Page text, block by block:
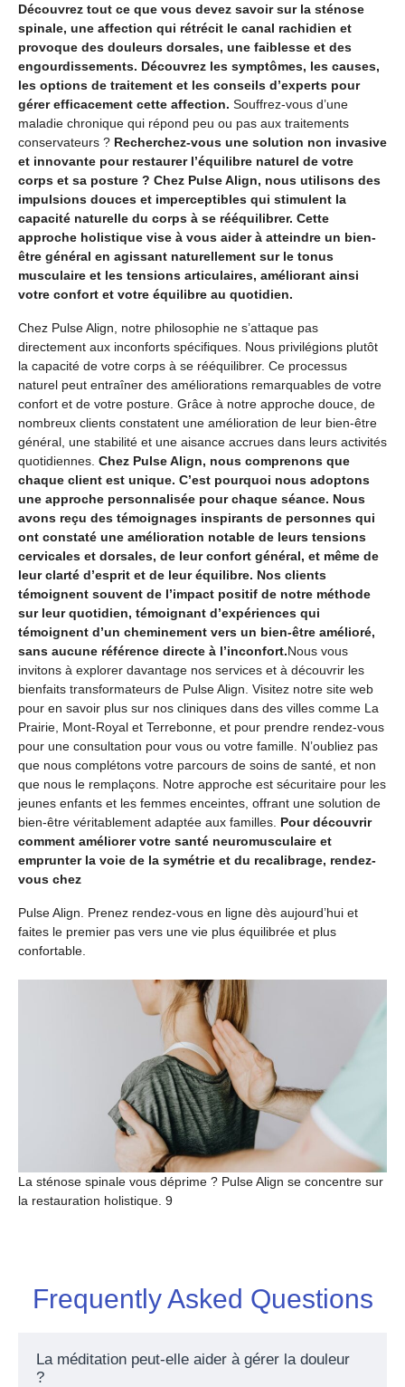
Découvrez tout ce que vous devez savoir sur la sténose
spinale, une affection qui rétrécit le canal rachidien et
provoque des douleurs dorsales, une faiblesse et des
engourdissements. Découvrez les symptômes, les causes,
les options de traitement et les conseils d’experts pour
gérer efficacement cette affection. Souffrez-vous d’une
maladie chronique qui répond peu ou pas aux traitements
conservateurs ? Recherchez-vous une solution non invasive
et innovante pour restaurer l’équilibre naturel de votre
corps et sa posture ? Chez Pulse Align, nous utilisons des
impulsions douces et imperceptibles qui stimulent la
capacité naturelle du corps à se rééquilibrer. Cette
approche holistique vise à vous aider à atteindre un bien-
être général en agissant naturellement sur le tonus
musculaire et les tensions articulaires, améliorant ainsi
votre confort et votre équilibre au quotidien.
Chez Pulse Align, notre philosophie ne s’attaque pas
directement aux inconforts spécifiques. Nous privilégions plutôt
la capacité de votre corps à se rééquilibrer. Ce processus
naturel peut entraîner des améliorations remarquables de votre
confort et de votre posture. Grâce à notre approche douce, de
nombreux clients constatent une amélioration de leur bien-être
général, une stabilité et une aisance accrues dans leurs activités
quotidiennes. Chez Pulse Align, nous comprenons que
chaque client est unique. C’est pourquoi nous adoptons
une approche personnalisée pour chaque séance. Nous
avons reçu des témoignages inspirants de personnes qui
ont constaté une amélioration notable de leurs tensions
cervicales et dorsales, de leur confort général, et même de
leur clarté d’esprit et de leur équilibre. Nos clients
témoignent souvent de l’impact positif de notre méthode
sur leur quotidien, témoignant d’expériences qui
témoignent d’un cheminement vers un bien-être amélioré,
sans aucune référence directe à l’inconfort.Nous vous
invitons à explorer davantage nos services et à découvrir les
bienfaits transformateurs de Pulse Align. Visitez notre site web
pour en savoir plus sur nos cliniques dans des villes comme La
Prairie, Mont-Royal et Terrebonne, et pour prendre rendez-vous
pour une consultation pour vous ou votre famille. N’oubliez pas
que nous complétons votre parcours de soins de santé, et non
que nous le remplaçons. Notre approche est sécuritaire pour les
jeunes enfants et les femmes enceintes, offrant une solution de
bien-être véritablement adaptée aux familles. Pour découvrir
comment améliorer votre santé neuromusculaire et
emprunter la voie de la symétrie et du recalibrage, rendez-
vous chez
Pulse Align. Prenez rendez-vous en ligne dès aujourd’hui et
faites le premier pas vers une vie plus équilibrée et plus
confortable.
La sténose spinale vous déprime ? Pulse Align se concentre sur
la restauration holistique. 9
Frequently Asked Questions
La méditation peut-elle aider à gérer la douleur
?